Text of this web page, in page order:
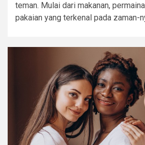
teman. Mulai dari makanan,
pakaian yang terkenal pada zaman-